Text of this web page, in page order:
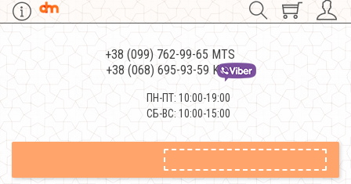
+38 (099) 762-99-65 MTS
+38 (068) 695-93-59 Kievstar
ПН-ПТ: 10:00-19:00
СБ-ВС: 10:00-15:00